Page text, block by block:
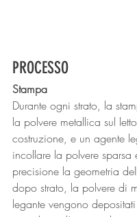
PROCESSO
Stampa
Durante ogni strato, la
la polvere metallica sul
costruzione, e un agente
incollare la polvere sparsa
precisione la geometria
dopo strato, la polvere di
legante vengono